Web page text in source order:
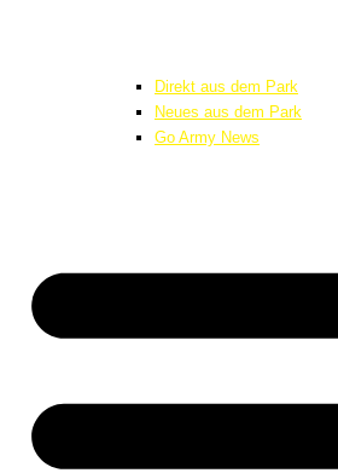
Direkt aus dem Park
Neues aus dem Park
Go Army News